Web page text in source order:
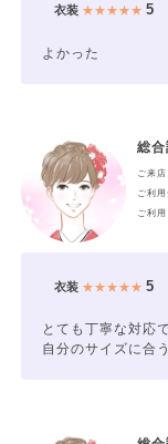
衣装★★★★★ 5
よかった
総合
ご来
ご利
ご利
衣装★★★★★ 5
とても丁寧な対応
自分のサイズに合